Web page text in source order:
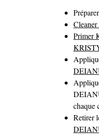
Primer
chaque
Retirer